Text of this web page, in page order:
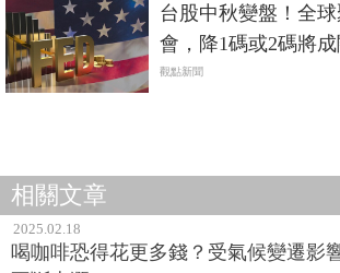
台股中秋變盤！全
會，降1碼或2碼將
觀點新聞
相關文章
2025.02.18
喝咖啡恐得花更多錢？受氣候變遷影